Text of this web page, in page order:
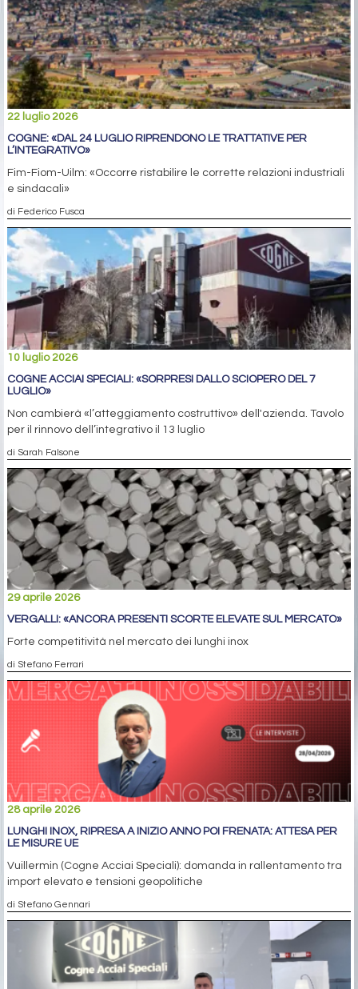
22 luglio 2026
COGNE: «DAL 24 LUGLIO RIPRENDONO LE TRATTATIVE PER
L’INTEGRATIVO»
Fim-Fiom-Uilm: «Occorre ristabilire le corrette relazioni industriali
e sindacali»
di Federico Fusca
10 luglio 2026
COGNE ACCIAI SPECIALI: «SORPRESI DALLO SCIOPERO DEL 7
LUGLIO»
Non cambierà «l’atteggiamento costruttivo» dell'azienda. Tavolo
per il rinnovo dell’integrativo il 13 luglio
di Sarah Falsone
29 aprile 2026
VERGALLI: «ANCORA PRESENTI SCORTE ELEVATE SUL MERCATO»
Forte competitività nel mercato dei lunghi inox
di Stefano Ferrari
28 aprile 2026
LUNGHI INOX, RIPRESA A INIZIO ANNO POI FRENATA: ATTESA PER
LE MISURE UE
Vuillermin (Cogne Acciai Speciali): domanda in rallentamento tra
import elevato e tensioni geopolitiche
di Stefano Gennari